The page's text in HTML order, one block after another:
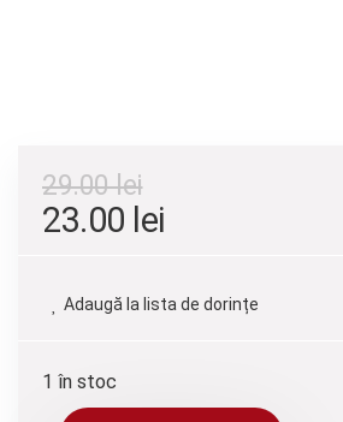
29.00lei
23.00 lei
Adaugă la lista de dorințe
1 în stoc